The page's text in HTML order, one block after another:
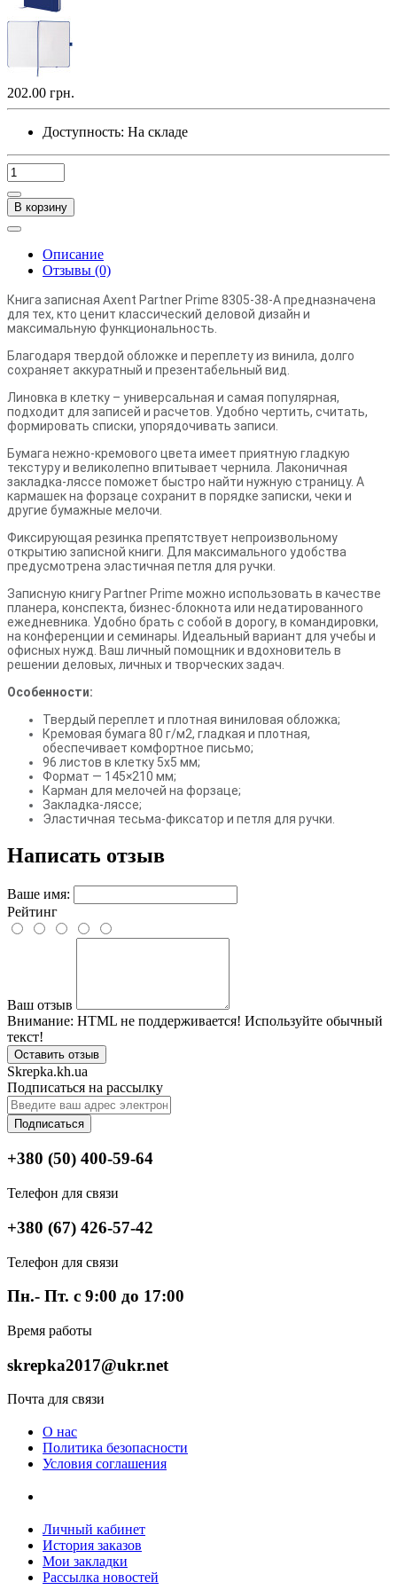
202.00 грн.
Доступность: На складе
В корзину
Описание
Отзывы (0)
Книга записная Axent Partner Prime 8305-38-A предназначена
для тех, кто ценит классический деловой дизайн и
максимальную функциональность.
Благодаря твердой обложке и переплету из винила, долго
сохраняет аккуратный и презентабельный вид.
Линовка в клетку – универсальная и самая популярная,
подходит для записей и расчетов. Удобно чертить, считать,
формировать списки, упорядочивать записи.
Бумага нежно-кремового цвета имеет приятную гладкую
текстуру и великолепно впитывает чернила. Лаконичная
закладка-ляссе поможет быстро найти нужную страницу. А
кармашек на форзаце сохранит в порядке записки, чеки и
другие бумажные мелочи.
Фиксирующая резинка препятствует непроизвольному
открытию записной книги. Для максимального удобства
предусмотрена эластичная петля для ручки.
Записную книгу Partner Prime можно использовать в качестве
планера, конспекта, бизнес-блокнота или недатированного
ежедневника. Удобно брать с собой в дорогу, в командировки,
на конференции и семинары. Идеальный вариант для учебы и
офисных нужд. Ваш личный помощник и вдохновитель в
решении деловых, личных и творческих задач.
Особенности:
Твердый переплет и плотная виниловая обложка;
Кремовая бумага 80 г/м2, гладкая и плотная,
обеспечивает комфортное письмо;
96 листов в клетку 5х5 мм;
Формат — 145×210 мм;
Карман для мелочей на форзаце;
Закладка-ляссе;
Эластичная тесьма-фиксатор и петля для ручки.
Написать отзыв
Ваше имя:
Рейтинг
Ваш отзыв
Внимание: HTML не поддерживается! Используйте обычный
текст!
Оставить отзыв
Skrepka.kh.ua
Подписаться на рассылку
Подписаться
+380 (50) 400-59-64
Телефон для связи
+380 (67) 426-57-42
Телефон для связи
Пн.- Пт. с 9:00 до 17:00
Время работы
skrepka2017@ukr.net
Почта для связи
О нас
Политика безопасности
Условия соглашения
Личный кабинет
История заказов
Мои закладки
Рассылка новостей